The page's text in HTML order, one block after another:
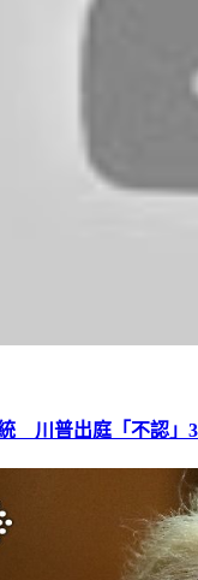
川普出庭「不認」